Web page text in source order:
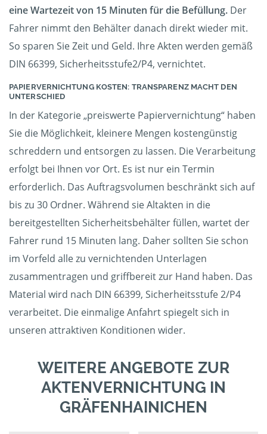
eine Wartezeit von 15 Minuten für die Befüllung. Der
Fahrer nimmt den Behälter danach direkt wieder mit.
So sparen Sie Zeit und Geld. Ihre Akten werden gemäß
DIN 66399, Sicherheitsstufe2/P4, vernichtet.
PAPIERVERNICHTUNG KOSTEN: TRANSPARENZ MACHT DEN
UNTERSCHIED
In der Kategorie „preiswerte Papiervernichtung“ haben
Sie die Möglichkeit, kleinere Mengen kostengünstig
schreddern und entsorgen zu lassen. Die Verarbeitung
erfolgt bei Ihnen vor Ort. Es ist nur ein Termin
erforderlich. Das Auftragsvolumen beschränkt sich auf
bis zu 30 Ordner. Während sie Altakten in die
bereitgestellten Sicherheitsbehälter füllen, wartet der
Fahrer rund 15 Minuten lang. Daher sollten Sie schon
im Vorfeld alle zu vernichtenden Unterlagen
zusammentragen und griffbereit zur Hand haben. Das
Material wird nach DIN 66399, Sicherheitsstufe 2/P4
verarbeitet. Die einmalige Anfahrt spiegelt sich in
unseren attraktiven Konditionen wider.
WEITERE ANGEBOTE ZUR
AKTENVERNICHTUNG IN
GRÄFENHAINICHEN